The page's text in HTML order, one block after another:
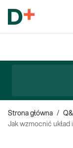
Strona główna /
Jak wzmocnić